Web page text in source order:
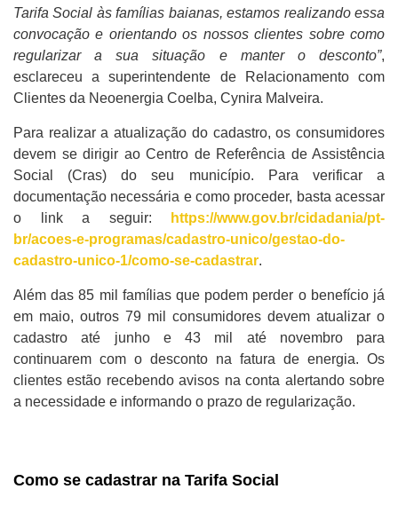
Tarifa Social às famílias baianas, estamos realizando essa
convocação e orientando os nossos clientes sobre como
regularizar a sua situação e manter o desconto”,
esclareceu a superintendente de Relacionamento com
Clientes da Neoenergia Coelba, Cynira Malveira.
Para realizar a atualização do cadastro, os consumidores
devem se dirigir ao Centro de Referência de Assistência
Social (Cras) do seu município. Para verificar a
documentação necessária e como proceder, basta acessar
o link a seguir:
https://www.gov.br/cidadania/pt-
br/acoes-e-programas/cadastro-unico/gestao-do-
cadastro-unico-1/como-se-cadastrar.
Além das 85 mil famílias que podem perder o benefício já
em maio, outros 79 mil consumidores devem atualizar o
cadastro até junho e 43 mil até novembro para
continuarem com o desconto na fatura de energia. Os
clientes estão recebendo avisos na conta alertando sobre
a necessidade e informando o prazo de regularização.
Como se cadastrar na Tarifa Social